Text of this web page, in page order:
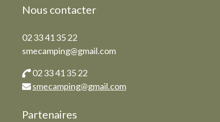
Nous contacter
02 33 41 35 22
smecamping@gmail.com
02 33 41 35 22
smecamping@gmail.com
Partenaires